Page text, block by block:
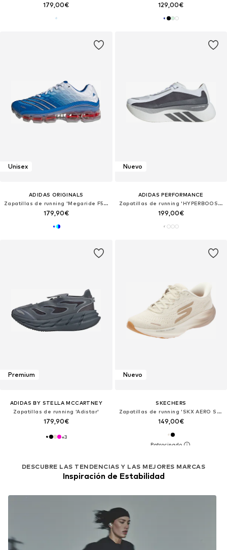
179,00€ 129,00€
Unisex
ADIDAS ORIGINALS
Zapatillas de running 'Megaride F50'
179,90€
Nuevo
ADIDAS PERFORMANCE
Zapatillas de running 'HYPERBOOST EDGE'
199,00€
Premium
ADIDAS BY STELLA MCCARTNEY
Zapatillas de running 'Adistar'
179,90€
+3
Nuevo
SKECHERS
Zapatillas de running 'SKX AERO SPARK'
149,00€
DESCUBRE LAS TENDENCIAS Y LAS MEJORES MARCAS
Inspiración de Estabilidad